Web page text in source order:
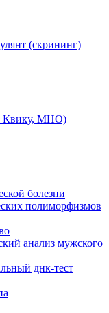
(скрининг)
Квику, МНО)
болезни
полиморфизмов
анализ мужского
днк-тест